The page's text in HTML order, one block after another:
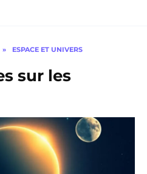
» ESPACE ET UNIVERS
sur les